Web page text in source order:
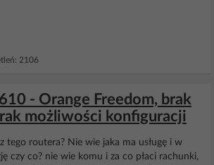
2106
- Orange Freedom, brak
możliwości konfiguracji
z tego routera? Nie wie jaka ma usługę i w
czy co? nie wie komu i za co płaci rachunki,